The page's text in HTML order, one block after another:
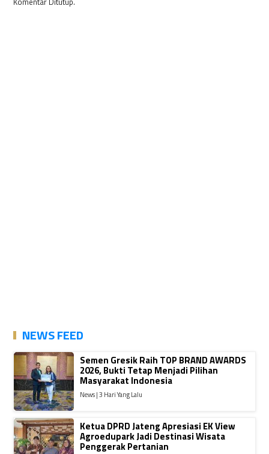
NEWS FEED
Semen Gresik Raih TOP BRAND AWARDS
2026, Bukti Tetap Menjadi Pilihan
Masyarakat Indonesia
News | 3 Hari Yang Lalu
Ketua DPRD Jateng Apresiasi EK View
Agroedupark Jadi Destinasi Wisata
Penggerak Pertanian